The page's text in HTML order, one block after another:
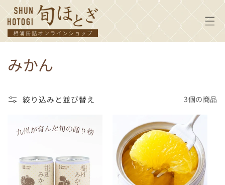
ンツに
進む
コ
ク
ョ
ン
みかん
絞り込みと並び替え 3個の商品